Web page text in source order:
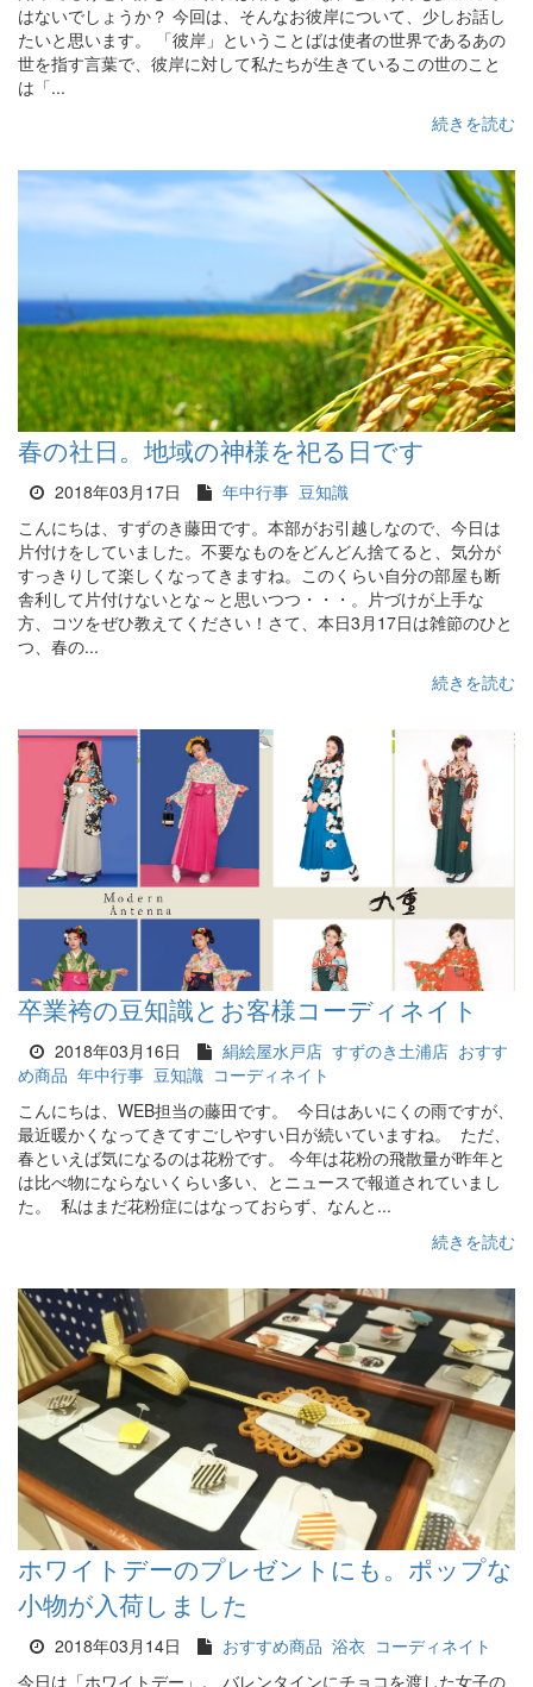
はないでしょうか？ 今回は、そんなお彼岸について、少しお話し
たいと思います。 「彼岸」ということばは使者の世界であるあの
世を指す言葉で、彼岸に対して私たちが生きているこの世のこと
は「...
続きを読む
春の社日。地域の神様を祀る日です
2018年03月17日 年中行事 豆知識
こんにちは、すずのき藤田です。本部がお引越しなので、今日は
片付けをしていました。不要なものをどんどん捨てると、気分が
すっきりして楽しくなってきますね。このくらい自分の部屋も断
舎利して片付けないとな～と思いつつ・・・。片づけが上手な
方、コツをぜひ教えてください！さて、本日3月17日は雑節のひと
つ、春の...
続きを読む
卒業袴の豆知識とお客様コーディネイト
2018年03月16日 絹絵屋水戸店 すずのき土浦店 おすす
め商品 年中行事 豆知識 コーディネイト
こんにちは、WEB担当の藤田です。 今日はあいにくの雨ですが、
最近暖かくなってきてすごしやすい日が続いていますね。 ただ、
春といえば気になるのは花粉です。 今年は花粉の飛散量が昨年と
は比べ物にならないくらい多い、とニュースで報道されていまし
た。 私はまだ花粉症にはなっておらず、なんと...
続きを読む
ホワイトデーのプレゼントにも。ポップな
小物が入荷しました
2018年03月14日 おすすめ商品 浴衣 コーディネイト
今日は「ホワイトデー」。 バレンタインにチョコを渡した女子の